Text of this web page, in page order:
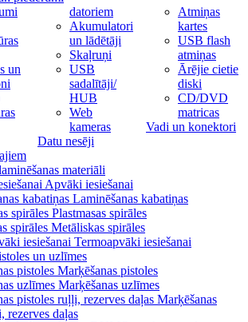
un
datoriem
Akumulatori
un lādētāji
Skaļruņi
USB
sadalītāji/
HUB
Web
kameras
Datu nesēji
Atmiņas
kartes
USB flash
atmiņas
Ārējie cietie
diski
CD/DVD
matricas
Vadi un konektori
materiāli
Apvāki iesiešanai
Laminēšanas kabatiņas
Plastmasas spirāles
Metāliskas spirāles
Termoapvāki iesiešanai
un uzlīmes
Marķēšanas pistoles
Marķēšanas uzlīmes
Marķēšanas
rezerves daļas